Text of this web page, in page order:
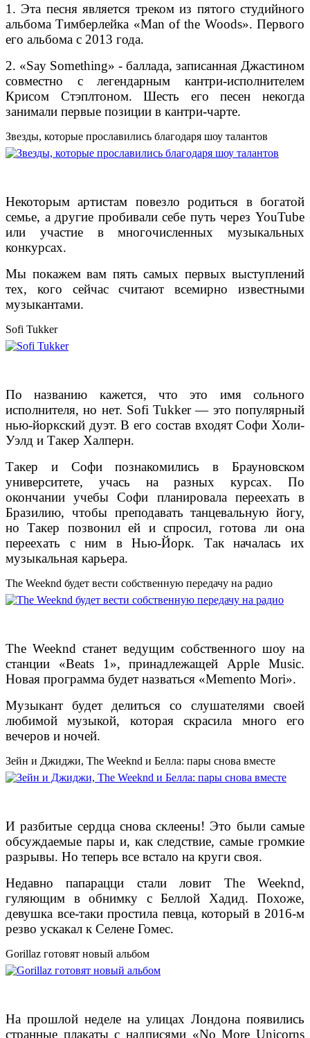
1. Эта песня является треком из пятого студийного
альбома Тимберлейка «Man of the Woods». Первого
его альбома с 2013 года.
2. «Say Something» - баллада, записанная Джастином
совместно с легендарным кантри-исполнителем
Крисом Стэплтоном. Шесть его песен некогда
занимали первые позиции в кантри-чарте.
Звезды, которые прославились благодаря шоу талантов
Некоторым артистам повезло родиться в богатой
семье, а другие пробивали себе путь через YouTube
или участие в многочисленных музыкальных
конкурсах.
Мы покажем вам пять самых первых выступлений
тех, кого сейчас считают всемирно известными
музыкантами.
Sofi Tukker
По названию кажется, что это имя сольного
исполнителя, но нет. Sofi Tukker — это популярный
нью-йоркский дуэт. В его состав входят Софи Холи-
Уэлд и Такер Халперн.
Такер и Софи познакомились в Брауновском
университете, учась на разных курсах. По
окончании учебы Софи планировала переехать в
Бразилию, чтобы преподавать танцевальную йогу,
но Такер позвонил ей и спросил, готова ли она
переехать с ним в Нью-Йорк. Так началась их
музыкальная карьера.
The Weeknd будет вести собственную передачу на радио
The Weeknd станет ведущим собственного шоу на
станции «Beats 1», принадлежащей Apple Music.
Новая программа будет назваться «Memento Mori».
Музыкант будет делиться со слушателями своей
любимой музыкой, которая скрасила много его
вечеров и ночей.
Зейн и Джиджи, The Weeknd и Белла: пары снова вместе
И разбитые сердца снова склеены! Это были самые
обсуждаемые пары и, как следствие, самые громкие
разрывы. Но теперь все встало на круги своя.
Недавно папарацци стали ловит The Weeknd,
гуляющим в обнимку с Беллой Хадид. Похоже,
девушка все-таки простила певца, который в 2016-м
резво ускакал к Селене Гомес.
Gorillaz готовят новый альбом
На прошлой неделе на улицах Лондона появились
странные плакаты с надписями «No More Unicorns